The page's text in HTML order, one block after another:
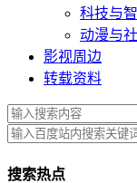
科技与
动漫与
影视周边
转载资料
搜索热点